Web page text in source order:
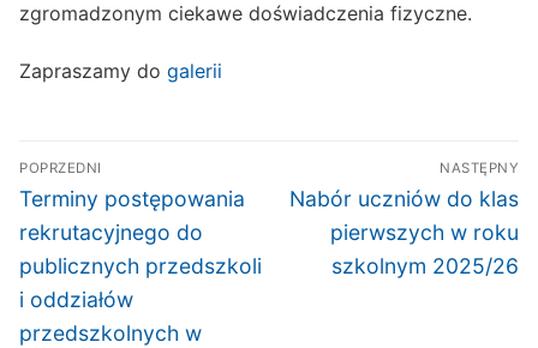
zgromadzonym ciekawe doświadczenia fizyczne.
Zapraszamy do galerii
Nawigacja
wpisu
POPRZEDNI
Poprzedni
wpis:
Terminy postępowania
rekrutacyjnego do
publicznych przedszkoli
i oddziałów
przedszkolnych w
NASTĘPNY
Następny
wpis:
Nabór uczniów do klas
pierwszych w roku
szkolnym 2025/26